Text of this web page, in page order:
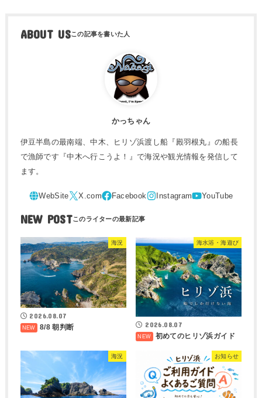
ABOUT US
かっちゃん
伊豆半島の最南端、中木、ヒリゾ浜渡し船『殿羽根丸』の船長
で漁師です『中木へ行こうよ！』で海況や観光情報を発信して
ます。
NEW POST
海況
2026.08.07
8/8 朝判断
海水浴・海遊び
2026.08.07
初めてのヒリゾ浜ガイド
海況 お知らせ